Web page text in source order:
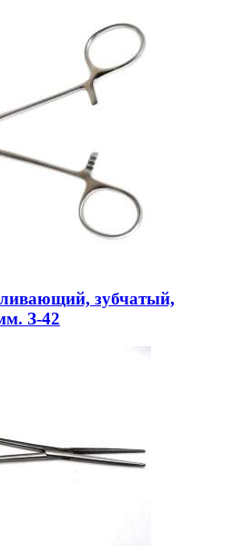
зубчатый,
З-42